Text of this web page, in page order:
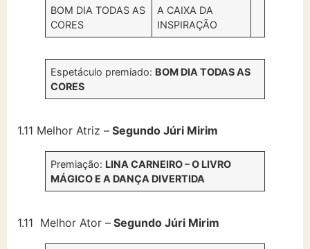
BOM DIA TODAS AS
CORES
A CAIXA DA
INSPIRAÇÃO
Espetáculo premiado: BOM DIA TODAS AS
CORES
1.11 Melhor Atriz – Segundo Júri Mirim
Premiação: LINA CARNEIRO – O LIVRO
MÁGICO E A DANÇA DIVERTIDA
1.11 Melhor Ator – Segundo Júri Mirim